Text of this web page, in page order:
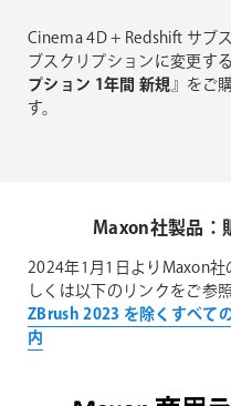
Cinema 4D + Redshift サブ
ブスクリプションに変更す
プション 1年間 新規』をご
す。
Maxon社製品：
2024年1月1日よりMaxon
しくは以下のリンクをご参
ZBrush 2023 を除くすべて
内